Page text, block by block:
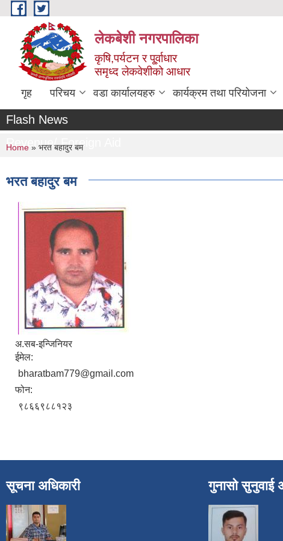
Skip to main content
लेकबेशी नगरपालिका
कृषि,पर्यटन र पू्र्वाधार
समृध्द लेकवेशीको आधार
गृह परिचय वडा कार्यालयहरु कार्यक्रम तथा परियोजना
Flash News
Revenue/ Foreign Aid
You are here
Home » भरत बहादुर बम
भरत बहादुर बम
अ.सब-इन्जिनियर
ईमेल:
bharatbam779@gmail.com
फोन:
९८६६९८८१२३
सूचना अधिकारी गुनासो सुनुवाई